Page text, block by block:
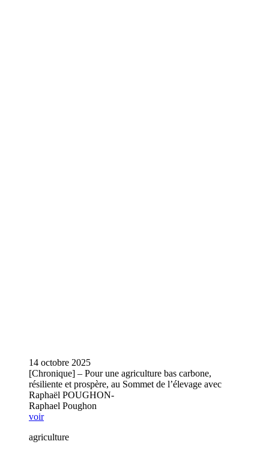
14 octobre 2025
[Chronique] – Pour une agriculture bas carbone,
résiliente et prospère, au Sommet de l’élevage avec
Raphaël POUGHON-
Raphael Poughon
voir
agriculture